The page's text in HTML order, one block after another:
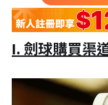
I. 劍球購買渠